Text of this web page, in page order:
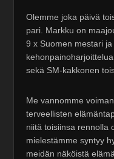
Olemme joka päivä
pari. Markku on
9 x Suomen mestari
sekä SM-kakkonen
Me vannomme
terveellisten
niitä toisiinsa rennolla
mielestämme syntyy
meidän näköistä